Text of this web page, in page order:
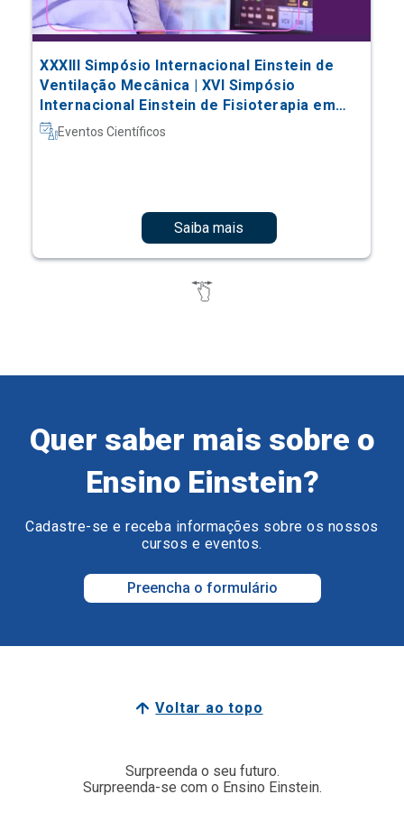
XXXIII Simpósio Internacional Einstein de
Ventilação Mecânica | XVI Simpósio
Internacional Einstein de Fisioterapia em
Terapia Intensiva
Eventos Científicos
Saiba mais
Quer saber mais sobre o
Ensino Einstein?
Cadastre-se e receba informações sobre os nossos
cursos e eventos.
Preencha o formulário
Voltar ao topo
Surpreenda o seu futuro.
Surpreenda-se com o Ensino Einstein.